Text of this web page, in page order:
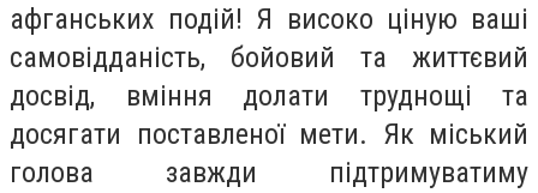
афганських подій! Я високо ціную ваші
самовідданість, бойовий та життєвий
досвід, вміння долати труднощі та
досягати поставленої мети. Як міський
голова завжди підтримуватиму